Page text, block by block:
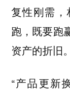
复性刚需
跑，既要跑
资产的折旧。
“产品更新